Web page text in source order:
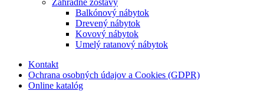
Balkónový nábytok
Drevený nábytok
Kovový nábytok
Umelý ratanový nábytok
Kontakt
Ochrana osobných údajov a Cookies (GDPR)
Online katalóg